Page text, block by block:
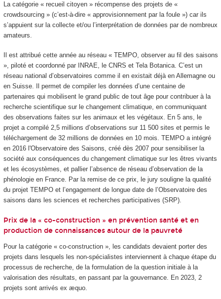
La catégorie « recueil citoyen » récompense des projets de «
crowdsourcing » (c’est-à-dire « approvisionnement par la foule ») car ils
s’appuient sur la collecte et/ou l’interprétation de données par de nombreux
amateurs.
Il est attribué cette année au réseau « TEMPO, observer au fil des saisons
», piloté et coordonné par INRAE, le CNRS et Tela Botanica. C’est un
réseau national d’observatoires comme il en existait déjà en Allemagne ou
en Suisse. Il permet de compiler les données d’une centaine de
partenaires qui mobilisent le grand public de tout âge pour contribuer à la
recherche scientifique sur le changement climatique, en communiquant
des observations faites sur les animaux et les végétaux. En 5 ans, le
projet a compilé 2,5 millions d’observations sur 11 500 sites et permis le
téléchargement de 32 millions de données en 10 mois. TEMPO a intégré
en 2016 l'Observatoire des Saisons, créé dès 2007 pour sensibiliser la
société aux conséquences du changement climatique sur les êtres vivants
et les écosystèmes, et pallier l’absence de réseau d’observation de la
phénologie en France. Par la remise de ce prix, le jury souligne la qualité
du projet TEMPO et l’engagement de longue date de l’Observatoire des
saisons dans les sciences et recherches participatives (SRP).
Prix de la « co-construction » en prévention santé et en
production de connaissances autour de la pauvreté
Pour la catégorie « co-construction », les candidats devaient porter des
projets dans lesquels les non-spécialistes interviennent à chaque étape du
processus de recherche, de la formulation de la question initiale à la
valorisation des résultats, en passant par la gouvernance. En 2023, 2
projets sont arrivés ex æquo.